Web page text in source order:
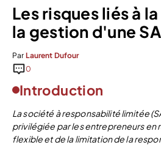
Les risques liés à
la gestion d'une
Par Laurent Dufour
0
Introduction
La société à responsabilité limitée
privilégiée par les entrepreneurs en
flexible et de la limitation de la